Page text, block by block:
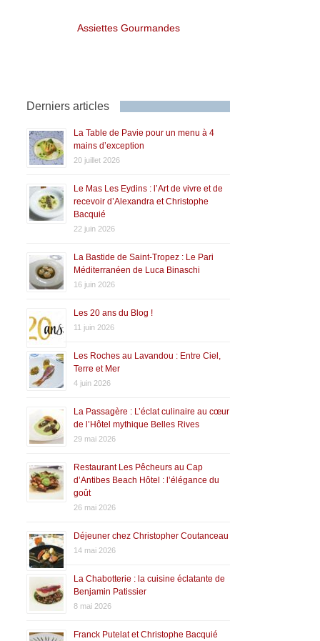
Assiettes Gourmandes
Derniers articles
La Table de Pavie pour un menu à 4
mains d’exception
20 juillet 2026
Le Mas Les Eydins : l’Art de vivre et de
recevoir d’Alexandra et Christophe
Bacquié
22 juin 2026
La Bastide de Saint-Tropez : Le Pari
Méditerranéen de Luca Binaschi
16 juin 2026
Les 20 ans du Blog !
11 juin 2026
Les Roches au Lavandou : Entre Ciel,
Terre et Mer
4 juin 2026
La Passagère : L’éclat culinaire au cœur
de l’Hôtel mythique Belles Rives
29 mai 2026
Restaurant Les Pêcheurs au Cap
d’Antibes Beach Hôtel : l’élégance du
goût
26 mai 2026
Déjeuner chez Christopher Coutanceau
14 mai 2026
La Chabotterie : la cuisine éclatante de
Benjamin Patissier
8 mai 2026
Franck Putelat et Christophe Bacquié